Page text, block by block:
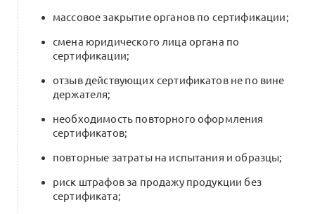
массовое закрытие органов по сертификации;
смена юридического лица органа по
сертификации;
отзыв действующих сертификатов не по вине
держателя;
необходимость повторного оформления
сертификатов;
повторные затраты на испытания и образцы;
риск штрафов за продажу продукции без
сертификата;